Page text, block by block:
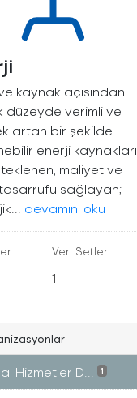
kaynak açısından
düzeyde verimli ve
artan bir şekilde
enerji kaynakları
maliyet ve
sağlayan;
devamını oku
Veri Setleri
1
Hizmetler D... 1